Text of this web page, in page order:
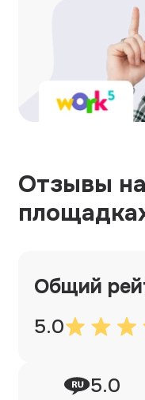
Отзывы
Общий
5.0
5.0